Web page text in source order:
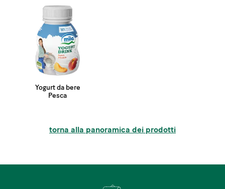
Yogurt da bere
Pesca
torna alla panoramica dei prodotti